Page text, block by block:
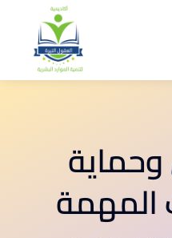
content
المهمة